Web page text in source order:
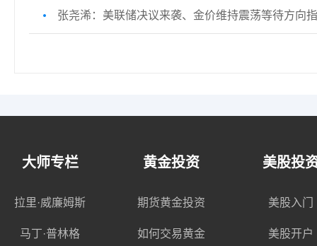
张尧浠：美联储决议来袭、金价维持震荡等待方向
大师专栏
拉里·威廉姆斯
马丁·普林格
黄金投资
期货黄金投资
如何交易黄金
美股投
美股入门
美股开户